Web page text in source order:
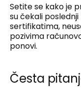
Setite se kako je
su čekali
sertifikatima,
pozivima
ponovi.
Česta